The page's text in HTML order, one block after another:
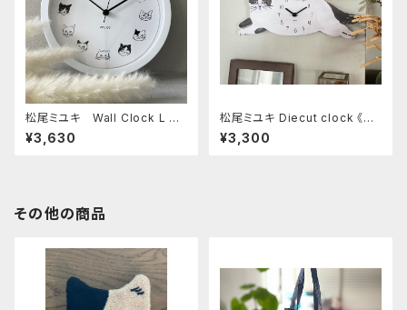
松尾ミユキ Wall Clock L Ca
ts White
¥3,630
松尾ミユキ Diecut clock 《Gr
ay cat》
¥3,300
その他の商品